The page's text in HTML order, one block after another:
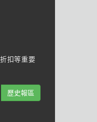
扣等重要
歷史報區